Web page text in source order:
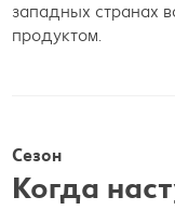
западных странах
продуктом.
Сезон
Когда